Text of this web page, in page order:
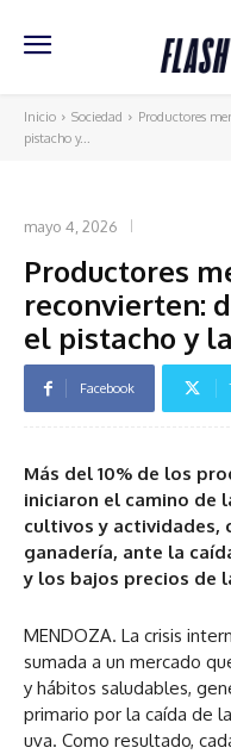
Inicio Sociedad
Productores
pistacho y...
mayo 4, 2026
Productores
reconvierten:
el pistacho y
Facebook
Más del 10% de los
iniciaron el camino de
cultivos y actividades,
ganadería, ante la
y los bajos precios de
MENDOZA. La crisis
sumada a un mercado
y hábitos saludables,
primario por la caída de
uva. Como resultado,